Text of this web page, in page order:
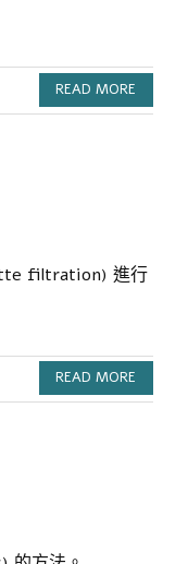
READ MORE
filtration) 進行
READ MORE